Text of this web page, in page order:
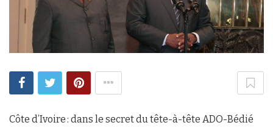
Côte d’Ivoire : dans le secret du tête-à-tête ADO-Bédié